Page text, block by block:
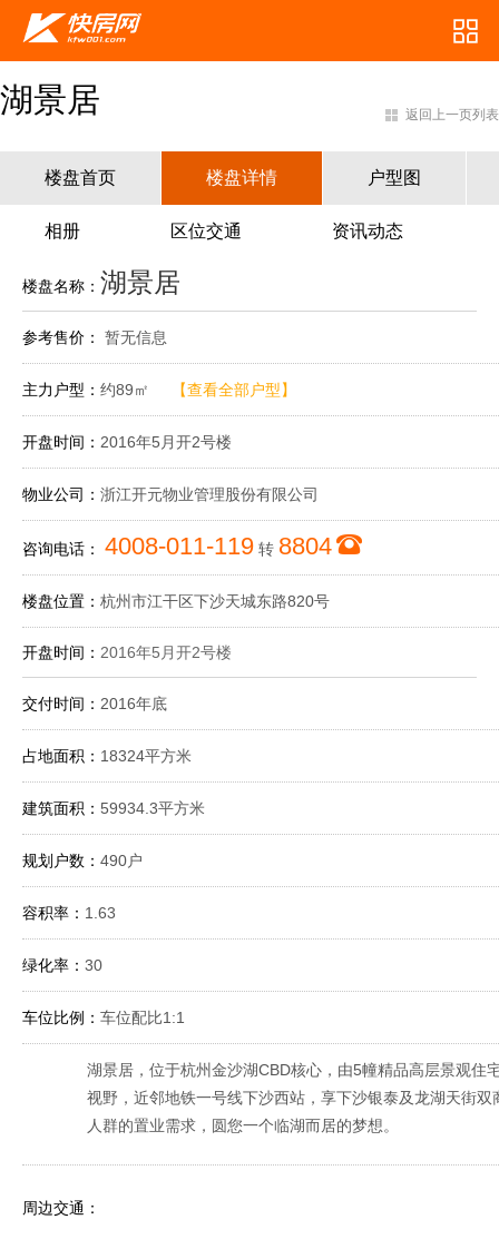
湖景居 返回上一页列表
楼盘首页 楼盘详情 户型图
相册 区位交通 资讯动态
楼盘名称： 湖景居
参考售价： 暂无信息
主力户型：约89㎡ 【查看全部户型】
开盘时间： 2016年5月开2号楼
物业公司：浙江开元物业管理股份有限公司
咨询电话： 4008-011-119 转 8804
楼盘位置：杭州市江干区下沙天城东路820号
开盘时间： 2016年5月开2号楼
交付时间： 2016年底
占地面积： 18324平方米
建筑面积：59934.3平方米
规划户数：490户
容积率： 1.63
绿化率：30
车位比例：车位配比1:1
湖景居，位于杭州金沙湖CBD核心，由5幢精品高层景观
视野，近邻地铁一号线下沙西站，享下沙银泰及龙湖天街
人群的置业需求，圆您一个临湖而居的梦想。
周边交通：